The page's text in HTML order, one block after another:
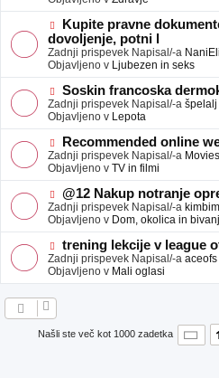
eo
b
a
v
e
N
o
v
e
o
b
j
a
v
e
Kupite pravne
dovoljenje, potni l
Zadnji prispevek Napisal/-a NaniEli
Objavljeno v Ljubezen in seks
N
o
v
e
o
b
j
a
v
e
Soskin francoska
Zadnji prispevek Napisal/-a špelalj
Objavljeno v Lepota
N
o
v
e
o
b
j
a
v
e
Recommended online
Zadnji prispevek Napisal/-a
Objavljeno v TV in filmi
N
o
v
e
o
b
j
a
@12 Nakup notranje
Zadnji prispevek Napisal/-a
Objavljeno v Dom, okolica in
N
o
v
e
a
trening lekcije v league
Zadnji prispevek Napisal/-a aceofs
Objavljeno v Mali oglasi
Našli ste več kot 1000 zadetka